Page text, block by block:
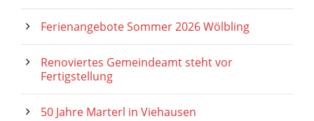
Ferienangebote Sommer 2026 Wölbling
Renoviertes Gemeindeamt steht vor
Fertigstellung
50 Jahre Marterl in Viehausen